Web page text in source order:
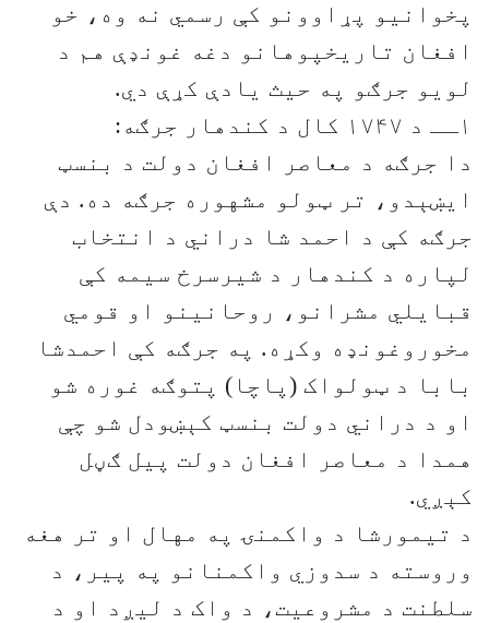
پخوانیو پړاوونو کې رسمي نه وه، خو
افغان تاریخپوهانو دغه غونډې هم د
لویو جرګو په حیث یادې کړې دي.
۱ــ د ۱۷۴۷ کال د کندهار جرګه:
دا جرګه د معاصر افغان دولت د بنسټ
ایښېدو، تر ټولو مشهوره جرګه ده. دې
جرګه کې د احمد شا دراني د انتخاب
لپاره د کندهار د شیرسرخ سیمه کې
قبایلي مشرانو، روحانینو او قومي
مخوروغونډه وکړه. په جرګه کې احمدشا
بابا د ټولواک (پاچا) پتوګه غوره شو
او د دراني دولت بنسټ کېښودل شو چې
همدا د معاصر افغان دولت پيل ګڼل
کېږي.
د تیمورشا د واکمنۍ په مهال او تر هغه
وروسته د سدوزي واکمنانو په پیر، د
سلطنت د مشروعیت، د واک د لیږد او د